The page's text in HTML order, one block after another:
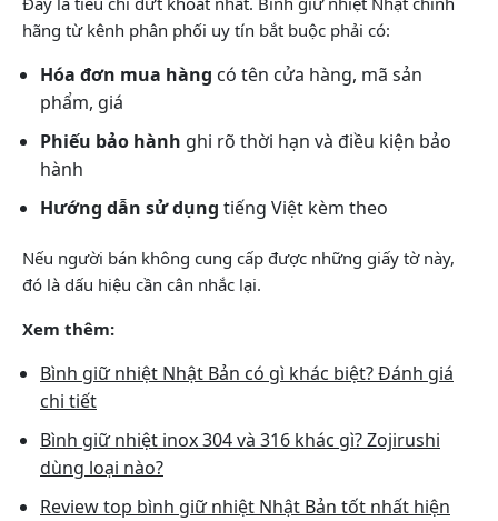
hãng từ kênh phân phối uy tín bắt buộc phải có:
Hóa đơn mua hàng có tên cửa hàng, mã sản
phẩm, giá
Phiếu bảo hành ghi rõ thời hạn và điều kiện bảo
hành
Hướng dẫn sử dụng tiếng Việt kèm theo
Nếu người bán không cung cấp được những giấy tờ này,
đó là dấu hiệu cần cân nhắc lại.
Xem thêm:
Bình giữ nhiệt Nhật Bản có gì khác biệt? Đánh giá
chi tiết
Bình giữ nhiệt inox 304 và 316 khác gì? Zojirushi
dùng loại nào?
Review top bình giữ nhiệt Nhật Bản tốt nhất hiện